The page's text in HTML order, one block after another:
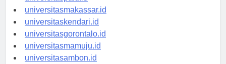
universitaspalu.id
universitasmakassar.id
universitaskendari.id
universitasgorontalo.id
universitasmamuju.id